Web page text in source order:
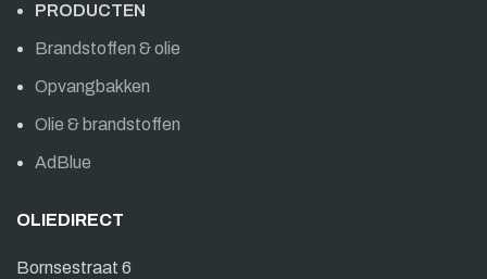
PRODUCTEN
Brandstoffen & olie
Opvangbakken
Olie & brandstoffen
AdBlue
OLIEDIRECT
Bornsestraat 6